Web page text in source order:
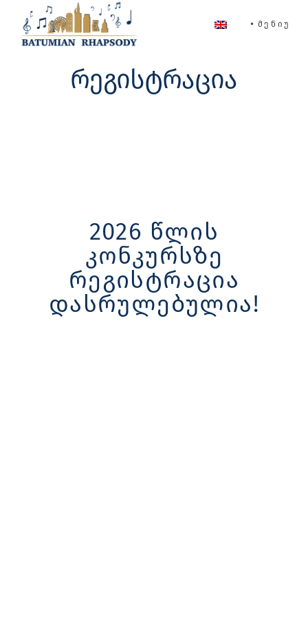
content
ᲛᲔᲜᲘᲣ
ᲠᲔᲒᲘᲡᲢᲠᲐᲪᲘᲐ
2026 წლის
კონკურსზე
რეგისტრაცია
დასრულებულია!